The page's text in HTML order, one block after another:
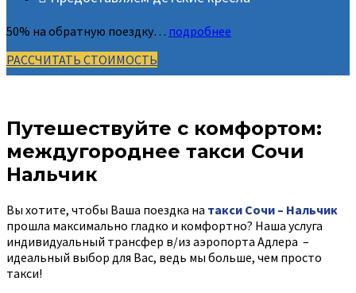
50% на обратную поездку… подробнее
РАССЧИТАТЬ СТОИМОСТЬ
Путешествуйте с комфортом:
междугороднее такси Сочи
Нальчик
Вы хотите, чтобы Ваша поездка на такси Сочи – Нальчик
прошла максимально гладко и комфортно? Наша услуга
индивидуальный трансфер в/из аэропорта Адлера –
идеальный выбор для Вас, ведь мы больше, чем просто
такси!